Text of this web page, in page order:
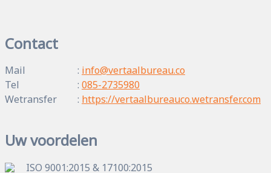
Contact
Mail : info@vertaalbureau.co
Tel
: 085-2735980
Wetransfer
: https://vertaalbureauco.wetransfer.com
Uw voordelen
ISO 9001:2015 & 17100:2015